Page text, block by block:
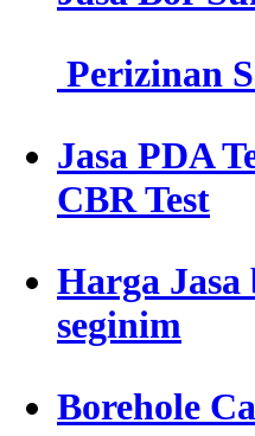
Perizinan
Jasa PDA
CBR Test
Harga Jasa
seginim
Borehole